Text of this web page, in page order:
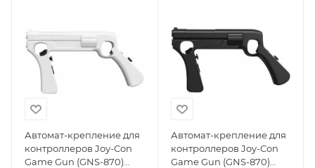
Автомат-крепление для
контроллеров Joy-Con
Game Gun (GNS-870)
Автомат-крепление для
контроллеров Joy-Con
Game Gun (GNS-870)